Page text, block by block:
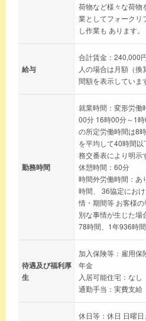
荷物など様々な荷物
業としてフォークリ
し作業も あります
給与
合計賃金：240,000
人の場合は月額（
間額を表示していま
勤務時間
就業時間：変形労働
00分 16時00分～1
の所定労働時間は8
を平均して40時間
務交番表により明示
休憩時間：60分
時間外労働時間：あ
時間、 36協定にお
情・期間等 お客様
別な事情が生じた場
78時間、1年936時
待遇及び福利厚
生
加入保険等：雇用保
年金
入居可能住宅：なし
通勤手当：実費支給
休日等：休日 日曜